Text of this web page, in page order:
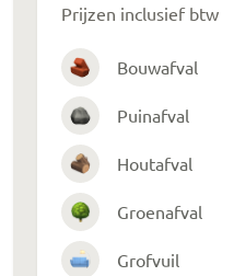
Prijzen inclusief btw
Bouwafval
Puinafval
Houtafval
Groenafval
Grofvuil